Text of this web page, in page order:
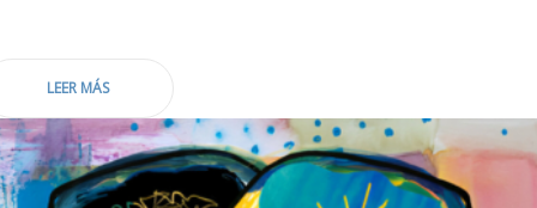
LEER MÁS